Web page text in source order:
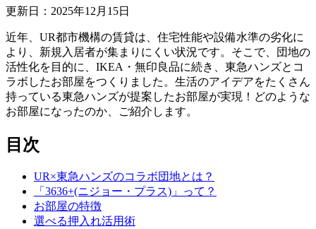
更新日： 2025年12 月 15日
近年、UR都市機構の賃貸は、住宅性能や設備水準の劣化に
より、新規入居者が集まりにくい状況です。そこで、団地の
活性化を目的に、IKEA・無印良品に続き、東急ハンズとコ
ラボしたお部屋をつくりました。生活のアイデアをたくさん
持っている東急ハンズが提案したお部屋が実現！どのような
お部屋になったのか、ご紹介します。
目次
UR×東急ハンズのコラボ団地とは？
「3636+(ニジョー・プラス)」って？
お部屋の特徴
選べる押入れ活用術